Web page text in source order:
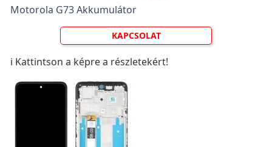
Motorola G73 Akkumulátor
KAPCSOLAT
ℹ️ Kattintson a képre a részletekért!